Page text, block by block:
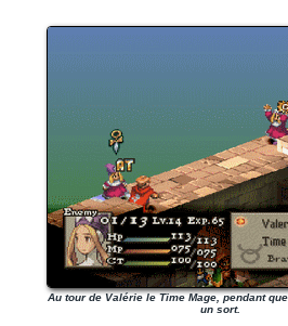
Au tour de Valérie le Time Mage, pendant
un sort.